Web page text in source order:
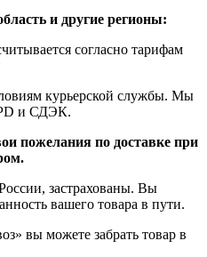
и другие регионы:
согласно тарифам
курьерской службы. Мы
и СДЭК.
пожелания по доставке при
застрахованы. Вы
вашего товара в пути.
вы можете забрать товар в